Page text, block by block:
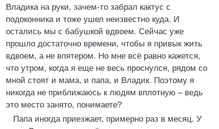
Владика на руки, зачем-то забрал кактус с
подоконника и тоже ушел неизвестно куда. И
остались мы с бабушкой вдвоем. Сейчас уже
прошло достаточно времени, чтобы я привык жить
вдвоем, а не впятером. Но мне всё равно кажется,
что утром, когда я еще не весь проснулся, рядом со
мной стоят и мама, и папа, и Владик. Поэтому я
никогда не приближаюсь к людям вплотную – ведь
это место занято, понимаете?
Папа иногда приезжает, примерно раз в месяц. У